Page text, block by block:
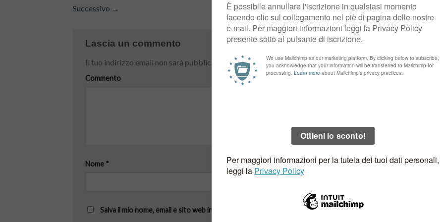
Successivo →
Lascia un commento
Il tuo indirizzo email non sarà pubblicato. I campi obbligatori sono contrassegnati*
Commento
Nome * Email * Sito
Salva il mio nome, email e sito web in questo browser per la prossima volta che commento.